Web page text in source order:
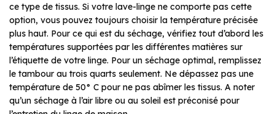
ce type de tissus. Si votre lave-linge ne comporte pas cette
option, vous pouvez toujours choisir la température précisée
plus haut. Pour ce qui est du séchage, vérifiez tout d’abord les
températures supportées par les différentes matières sur
l’étiquette de votre linge. Pour un séchage optimal, remplissez
le tambour au trois quarts seulement. Ne dépassez pas une
température de 50° C pour ne pas abîmer les tissus. A noter
qu’un séchage à l’air libre ou au soleil est préconisé pour